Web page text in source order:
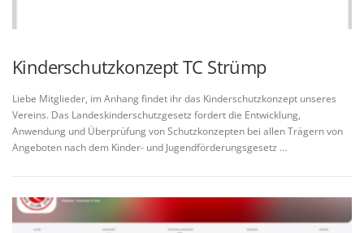
Kinderschutzkonzept TC Strümp
Liebe Mitglieder, im Anhang findet ihr das Kinderschutzkonzept unseres
Vereins. Das Landeskinderschutzgesetz fordert die Entwicklung,
Anwendung und Überprüfung von Schutzkonzepten bei allen Trägern von
Angeboten nach dem Kinder- und Jugendförderungsgesetz …